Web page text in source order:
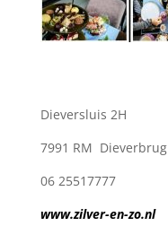
Dieversluis 2H
7991 RM Dieverbrug
06 25517777
www.zilver-en-zo.nl